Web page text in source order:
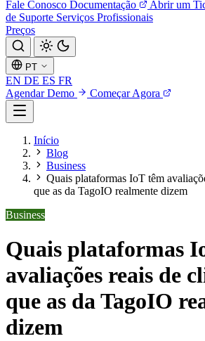
Fale Conosco Documentação Abrir um
de Suporte Serviços Profissionais
Preços
PT
EN DE ES FR
Agendar Demo
Começar Agora
Início
Blog
Business
Quais plataformas IoT têm
que as da TagoIO realmente dizem
Business
Quais plataformas
avaliações reais de
que as da TagoIO
dizem